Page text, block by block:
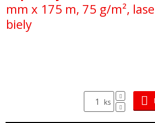
mm x 175 m, 75 g/m²,
biely
ks